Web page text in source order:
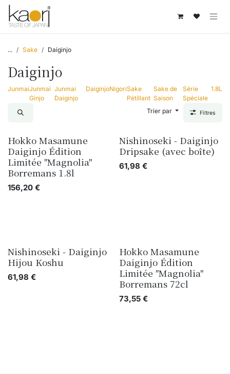
Se rendre au contenu
... Sake Daiginjo
Daiginjo
JunmaiJunmai
Ginjo
Junmai
Daiginjo
DaiginjoNigoriSake
Pétillant
Sake de
Saison
Série
Spéciale
1.8L
Trier par Filtres
Hokko Masamune
Daiginjo Édition
Limitée "Magnolia"
Borremans 1.8l
156,20 €
Nishinoseki - Daiginjo
Dripsake (avec boîte)
61,98 €
Nishinoseki - Daiginjo
Hijou Koshu
61,98 €
Hokko Masamune
Daiginjo Édition
Limitée "Magnolia"
Borremans 72cl
73,55€